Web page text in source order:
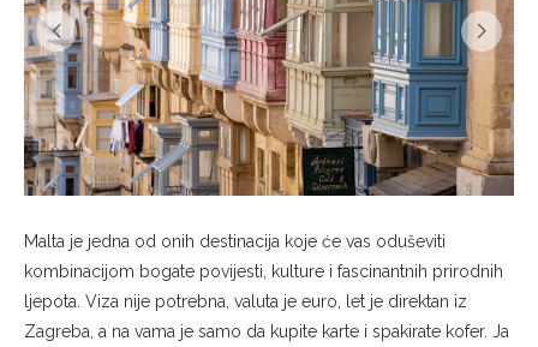
Malta je jedna od onih destinacija koje će vas oduševiti
kombinacijom bogate povijesti, kulture i fascinantnih prirodnih
ljepota. Viza nije potrebna, valuta je euro, let je direktan iz
Zagreba, a na vama je samo da kupite karte i spakirate kofer. Ja